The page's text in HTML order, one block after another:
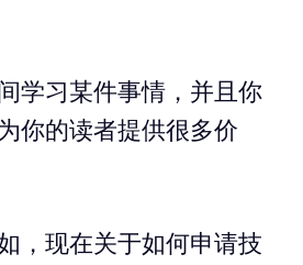
学习某件事情，并且你
你的读者提供很多价
，现在关于如何申请技